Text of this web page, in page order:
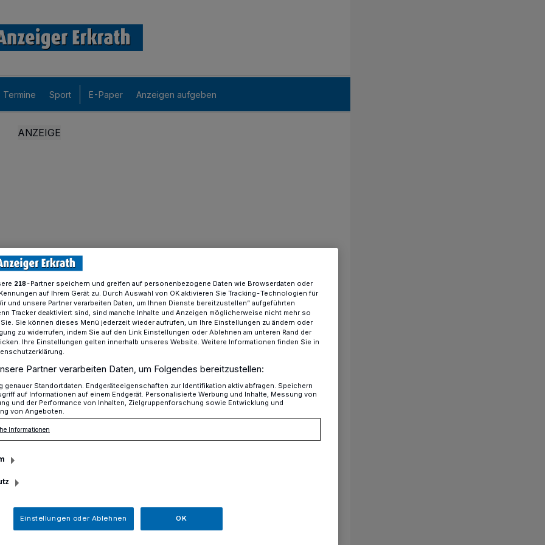
Termine Sport E-Paper Anzeigen aufgeben
und hilft
Umfrage unter Erkraths Schülern
zu und hilft
Olaf, den freundlichen Schneemann aus
Nun stattet er den Kindern und
Besuch ab. Dabei ist er auf einer
wissen, wie gut die jungen
kommen, denn die Corona-
so einiges in der Schullandschaft
gleich gut mit Online-Unterricht und
218-Partner speichern und greifen auf personenbezogene Daten wie Browserdaten oder
auf Ihrem Gerät zu. Durch Auswahl von OK aktivieren Sie Tracking-Technologien für
und unsere Partner verarbeiten Daten, um Ihnen Dienste bereitzustellen“ aufgeführten
Tracker deaktiviert sind, sind manche Inhalte und Anzeigen möglicherweise nicht mehr so
Sie können dieses Menü jederzeit wieder aufrufen, um Ihre Einstellungen zu ändern oder
zu widerrufen, indem Sie auf den Link Einstellungen oder Ablehnen am unteren Rand der
Ihre Einstellungen gelten innerhalb unseres Website. Weitere Informationen finden Sie in
Partner verarbeiten Daten, um Folgendes bereitzustellen:
genauer Standortdaten. Endgeräteeigenschaften zur Identifikation aktiv abfragen. Speichern
auf Informationen auf einem Endgerät. Personalisierte Werbung und Inhalte, Messung von
und der Performance von Inhalten, Zielgruppenforschung sowie Entwicklung und
von Angeboten.
Informationen
Einstellungen oder Ablehnen OK